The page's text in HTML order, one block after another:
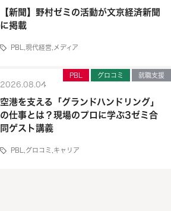
【新聞】野村ゼミの活動が文京経済新聞
に掲載
PBL ,現代経営 メディア
PBL グロコミ 就職支援
2026.08.04
空港を支える「グランドハンドリング」
の仕事とは？現場のプロに学ぶ3ゼミ合
同ゲスト講義
PBL グロコミ キャリア